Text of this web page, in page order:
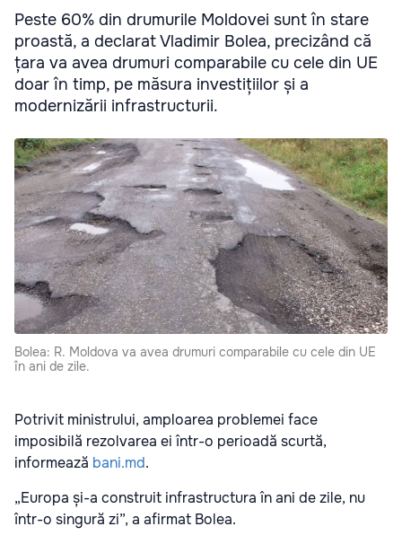
Peste 60% din drumurile Moldovei sunt în stare
proastă, a declarat Vladimir Bolea, precizând că
țara va avea drumuri comparabile cu cele din UE
doar în timp, pe măsura investițiilor și a
modernizării infrastructurii.
Bolea: R. Moldova va avea drumuri comparabile cu cele din UE
în ani de zile.
Potrivit ministrului, amploarea problemei face
imposibilă rezolvarea ei într-o perioadă scurtă,
informează bani.md.
„Europa și-a construit infrastructura în ani de zile, nu
într-o singură zi”, a afirmat Bolea.